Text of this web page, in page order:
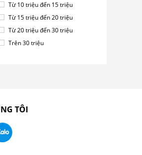
Từ 10 triệu đến 15 triệu
Từ 15 triệu đến 20 triệu
Từ 20 triệu đến 30 triệu
Trên 30 triệu
TÔI